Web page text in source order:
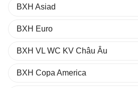
BXH Asiad
BXH Euro
BXH VL WC KV Châu Âu
BXH Copa America